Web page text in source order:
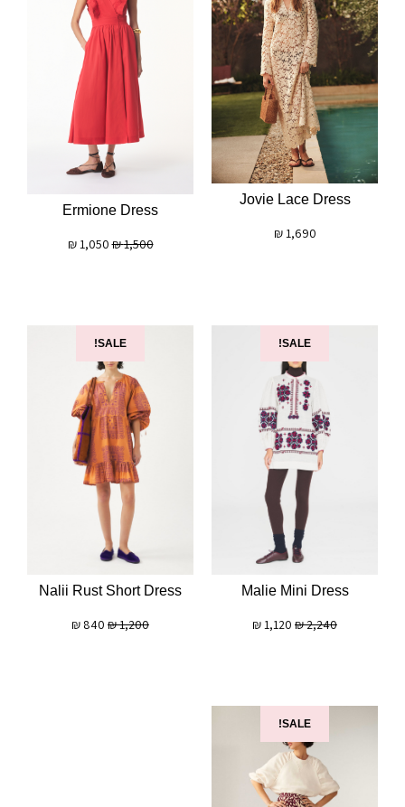
Jovie Lace Dress
1,690
₪
Ermione Dress
1,500
₪
1,050
₪
SALE!
Malie Mini Dress
2,240
₪
1,120
₪
SALE!
Nalii Rust Short Dress
1,200
₪
840
₪
SALE!